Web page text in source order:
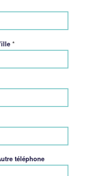
*
téléphone